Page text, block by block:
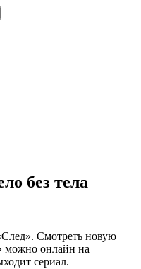
без тела
Смотреть новую
можно онлайн на
сериал.